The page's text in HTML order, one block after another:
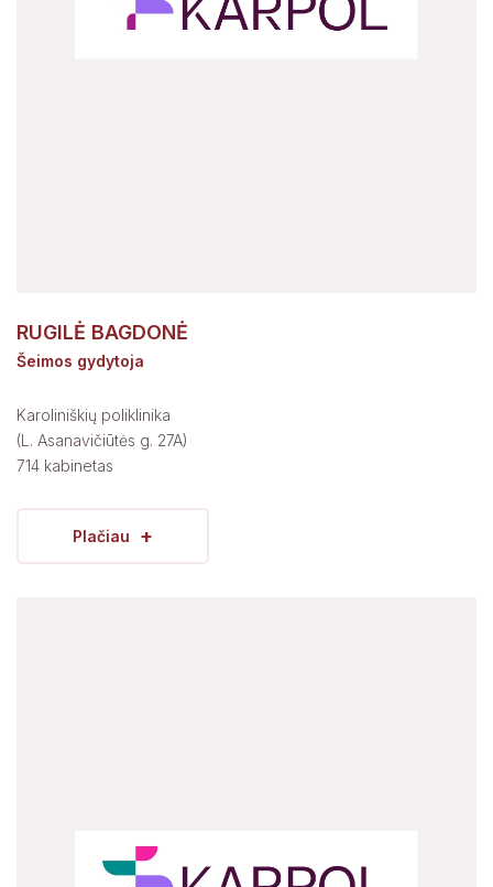
RUGILĖ BAGDONĖ
Šeimos gydytoja
Karoliniškių poliklinika
(L. Asanavičiūtės g. 27A)
714 kabinetas
Plačiau +